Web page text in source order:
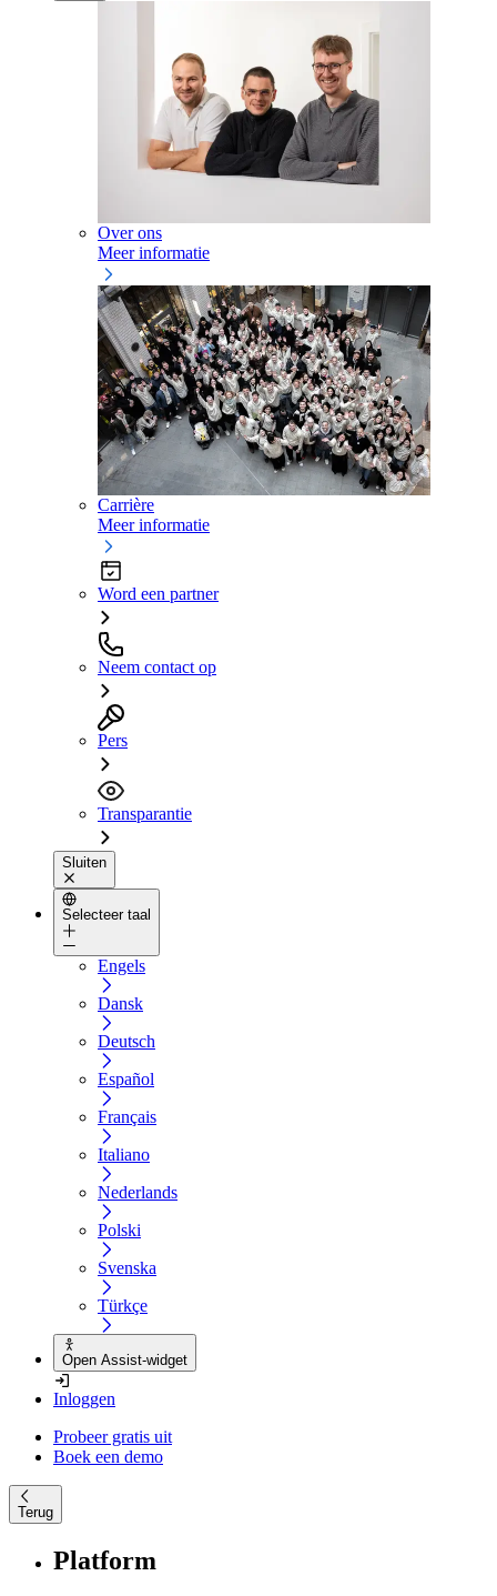
Over ons
Meer informatie
Carrière
Meer informatie
Word een partner
Neem contact op
Pers
Transparantie
Sluiten
Selecteer taal
Engels
Dansk
Deutsch
Español
Français
Italiano
Nederlands
Polski
Svenska
Türkçe
Open Assist-widget
Inloggen
Probeer gratis uit
Boek een demo
Terug
Platform